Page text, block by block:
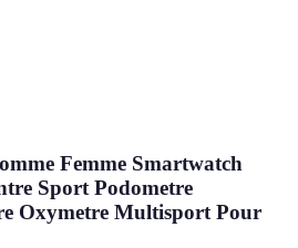
Femme Smartwatch
Sport Podometre
Oxymetre Multisport Pour